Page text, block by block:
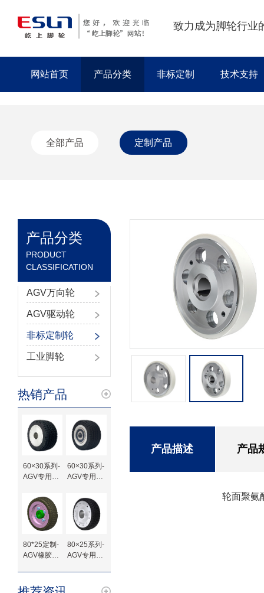
致力成为脚轮行业
网站首页 产品分类 非标定制 技术支持
全部产品 定制产品
产品分类
PRODUCT
CLASSIFICATION
AGV万向轮
AGV驱动轮
非标定制轮
工业脚轮
热销产品
60×30系列-
AGV专用橡
槽待加工
60×30系列-
AGV专用橡
80*25定制-
AGV橡胶驱
80×25系列-
AGV专用橡
产品描述 产品
轮面聚氨